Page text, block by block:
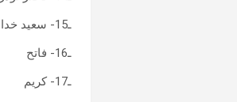
ـ15- سعید خدا بخش
ـ16- فاتح
ـ17- کریم